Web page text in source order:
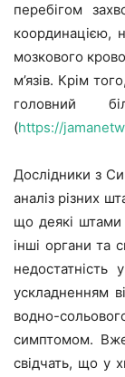
перебігом
координацією,
мозкового
м’язів. Крім
головний
(https://
Дослідники з
аналіз різних
що деякі штами
інші органи та
ускладненням
водно-
симптомом. Вже
свідчать, що у